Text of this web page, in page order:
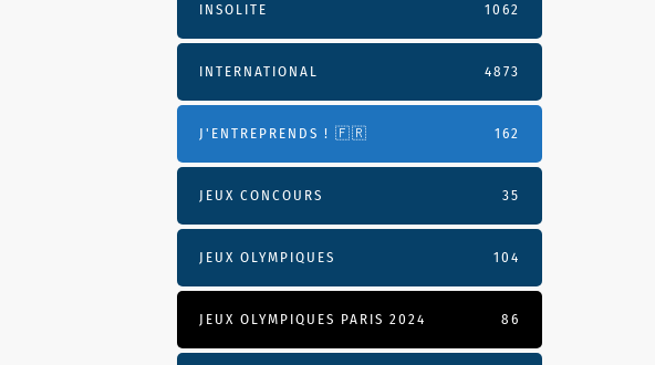
INSOLITE 1062
INTERNATIONAL 4873
J'ENTREPRENDS ! 🇫🇷 162
JEUX CONCOURS 35
JEUX OLYMPIQUES 104
JEUX OLYMPIQUES PARIS 2024 86